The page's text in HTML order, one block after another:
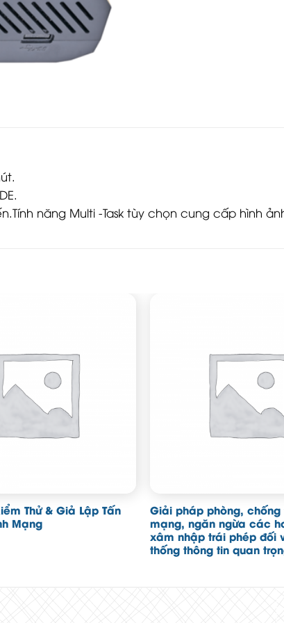
năng Multi -Task tùy chọn cung cấp hình
Thử & Giả Lập Tấn
Mạng
Giải pháp phòng,
mạng, ngăn ngừa các
xâm nhập trái phép đối
thống thông tin quan